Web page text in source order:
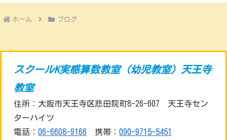
ホーム ブログ
スクールK実感算数教室（幼児教室）天王寺
教室
住所：大阪市天王寺区悲田院町8-26-607 天王寺セン
ターハイツ
電話： 06-6608-9166 携帯： 090-9715-5451